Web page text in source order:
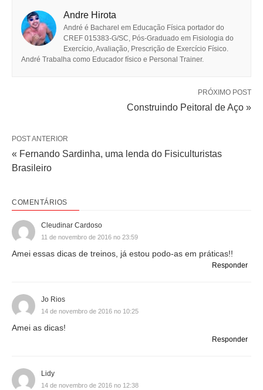
Andre Hirota
André é Bacharel em Educação Física portador do
CREF 015383-G/SC, Pós-Graduado em Fisiologia do
Exercício, Avaliação, Prescrição de Exercício Físico.
André Trabalha como Educador físico e Personal Trainer.
PRÓXIMO POST
Construindo Peitoral de Aço »
POST ANTERIOR
« Fernando Sardinha, uma lenda do Fisiculturistas
Brasileiro
COMENTÁRIOS
Cleudinar Cardoso
11 de novembro de 2016 no 23:59
Amei essas dicas de treinos, já estou podo-as em práticas!!
Responder
Jo Rios
14 de novembro de 2016 no 10:25
Amei as dicas!
Responder
Lidy
14 de novembro de 2016 no 12:38